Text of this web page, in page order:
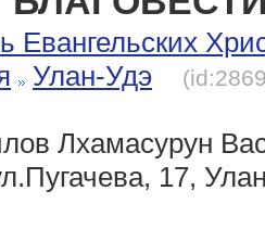
Евангельских
Улан-Удэ
Лхамасурун
17,